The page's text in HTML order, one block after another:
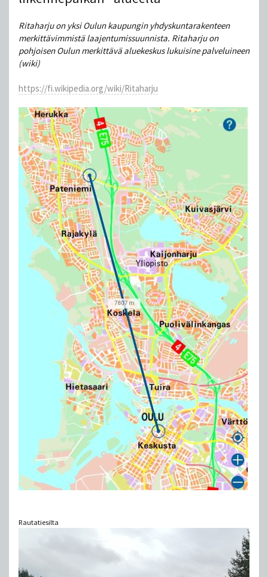
Ritaharju on yksi Oulun kaupungin yhdyskuntarakenteen
merkittävimmistä laajentumissuunnista. Ritaharju on
pohjoisen Oulun merkittävä aluekeskus lukuisine palveluineen
(wiki)
https://fi.wikipedia.org/wiki/Ritaharju
Rautatiesilta